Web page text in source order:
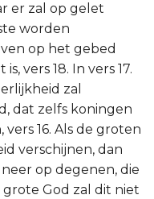
er zal op gelet
worden
op het gebed
vers 18. In vers 17.
zal
dat zelfs koningen
16. Als de groten
verschijnen, dan
op degenen, die
God zal dit niet